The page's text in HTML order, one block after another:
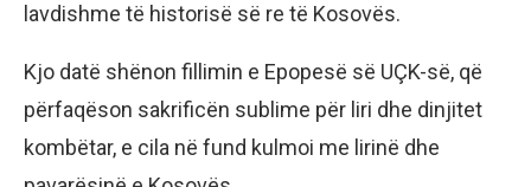
lavdishme të historisë së re të Kosovës.
Kjo datë shënon fillimin e Epopesë së UÇK-së, që
përfaqëson sakrificën sublime për liri dhe dinjitet
kombëtar, e cila në fund kulmoi me lirinë dhe